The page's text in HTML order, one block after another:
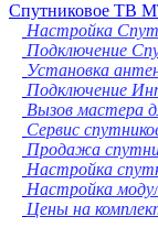
Спутниковое ТВ
Настройка
Подключение
Установка
Подключение
Вызов мастера
Сервис
Продажа
Настройка
Настройка
Цены на